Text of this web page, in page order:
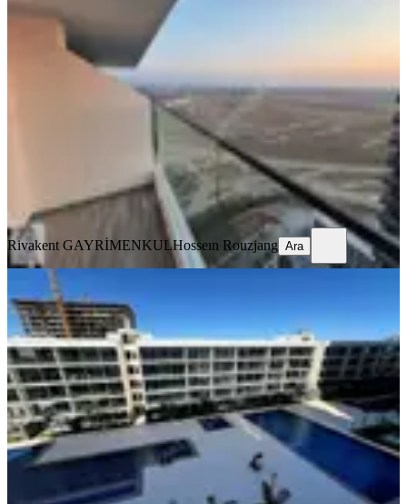
Kktc İskele Long Beach Grand
Saphire Satılık1+1 Daire Devirdahil
İskele, Merkez Mahallesi
·70 m²· ·06.08.2026
Rivakent GAYRİMENKUL Hosseın Rouzjang
Ara
Rivakent GAYRİMENKULHosseın Rouzjang Ara
Kktc İskele Long Beach Grand
Saphire Satılık2+1 Daire Devirdahil
İskele, Merkez Mahallesi
2+1·114 m²·4. Kat·06.08.2026
11.200.000 ₺
Rivakent GAYRİMENKULHosseın Rouzjang